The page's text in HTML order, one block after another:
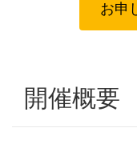
お申
開催概要